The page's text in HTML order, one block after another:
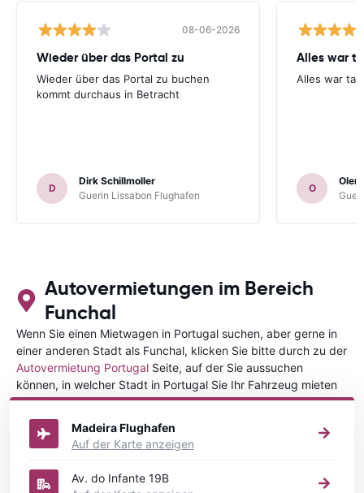
08-06-2026
Wieder über das Portal zu
Wieder über das Portal zu buchen
kommt durchaus in Betracht
D
Dirk Schillmoller
Guerin Lissabon Flughafen
Alles war
Alles war
O
Autovermietungen im Bereich
Funchal
Wenn Sie einen Mietwagen in Portugal suchen, aber gerne in
einer anderen Stadt als Funchal, klicken Sie bitte durch zu der
Autovermietung Portugal Seite, auf der Sie aussuchen
können, in welcher Stadt in Portugal Sie Ihr Fahrzeug mieten
wollen.
Madeira Flughafen
Auf der Karte anzeigen
Av. do Infante 19B